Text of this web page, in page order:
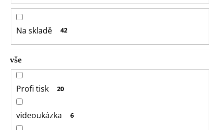
Na skladě 42
vše
Profi tisk 20
videoukázka 6